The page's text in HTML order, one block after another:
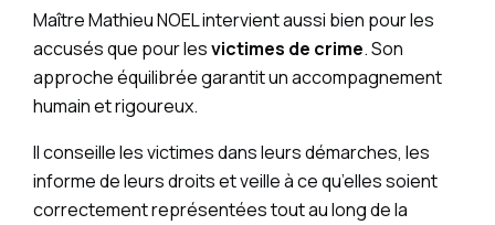
Maître Mathieu NOEL intervient aussi bien pour les
accusés que pour lesvictimes de crime. Son
approche équilibrée garantit un accompagnement
humain et rigoureux.
Il conseille les victimes dans leurs démarches, les
informe de leurs droits et veille à ce qu’elles soient
correctement représentées tout au long de la